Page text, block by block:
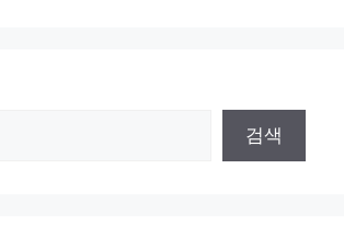
검색